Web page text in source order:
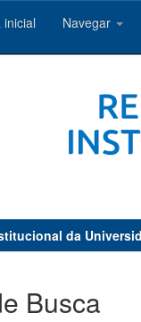
inicial Navegar
da
Busca